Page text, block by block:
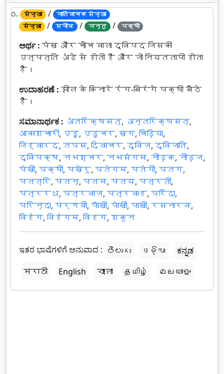
೧. संज्ञा /
जातिवाचक संज्ञा
संज्ञा / सजीव / जन्तु / पक्षी
ಅರ್ಥ : पंख और चोंच वाला द्विपद जिसकी
उत्पत्ति अंडे से होती है और जो नियततापी होता
है।
ಉದಾಹರಣೆ : झील के किनारे रंग-बिरंगे पक्षी बैठे
हैं।
ಸಮಾನಾರ್ಥಕ : अंतरिक्षसत्, अन्तरिक्षसत्,
आकाशचारी, उड़ु, उड़ुचर, खग, चिड़िया,
जिह्वारद, तपस, दिवाचर, द्विज, द्विजाति,
द्विपक्ष, नभश्चर, नभसंगम, नीड़क, नीड़ज,
पंखी, पक्षी, पखेरू, पतंगम, पतंगी, पतग,
पतत्रि, पतन्, पतम, पतय, पत्रती,
पत्ररथ, पत्रवाज, पत्रवाह, परिंदा,
परिन्दा, पर्णवी, पाँखी, पांखी, पाखी, रसनारव,
विहंग, विहंगम, विहग, शकुन
ಇತರ ಭಾಷೆಗಳಿಗೆ ಅನುವಾದ : తెలుగు ଓଡ଼ିଆ
ಕನ್ನಡ
मराठी
English বাংলা தமிழ் മലയാളം